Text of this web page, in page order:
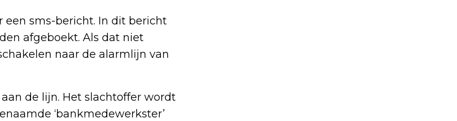
een sms-bericht. In dit bericht
afgeboekt. Als dat niet
naar de alarmlijn van
de lijn. Het slachtoffer wordt
‘bankmedewerkster’